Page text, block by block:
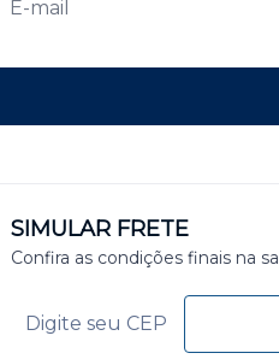
SIMULAR FRETE
Confira as condições finais na